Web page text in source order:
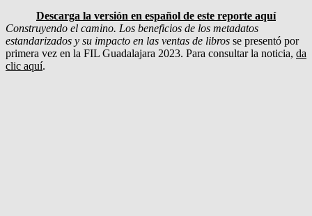
Descarga la versión en español de este reporte aquí
Construyendo el camino. Los beneficios de los metadatos
estandarizados y su impacto en las ventas de libros se presentó por
primera vez en la FIL Guadalajara 2023. Para consultar la noticia, da
clic aquí.